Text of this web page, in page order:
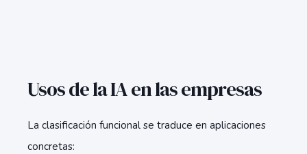
Usos de la IA en las empresas
La clasificación funcional se traduce en aplicaciones
concretas: